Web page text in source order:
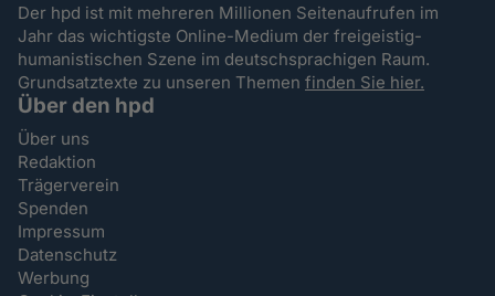
Der hpd ist mit mehreren Millionen Seitenaufrufen im
Jahr das wichtigste Online-Medium der freigeistig-
humanistischen Szene im deutschsprachigen Raum.
Grundsatztexte zu unseren Themenfinden Sie hier.
Über den hpd
Über uns
Redaktion
Trägerverein
Spenden
Impressum
Datenschutz
Werbung